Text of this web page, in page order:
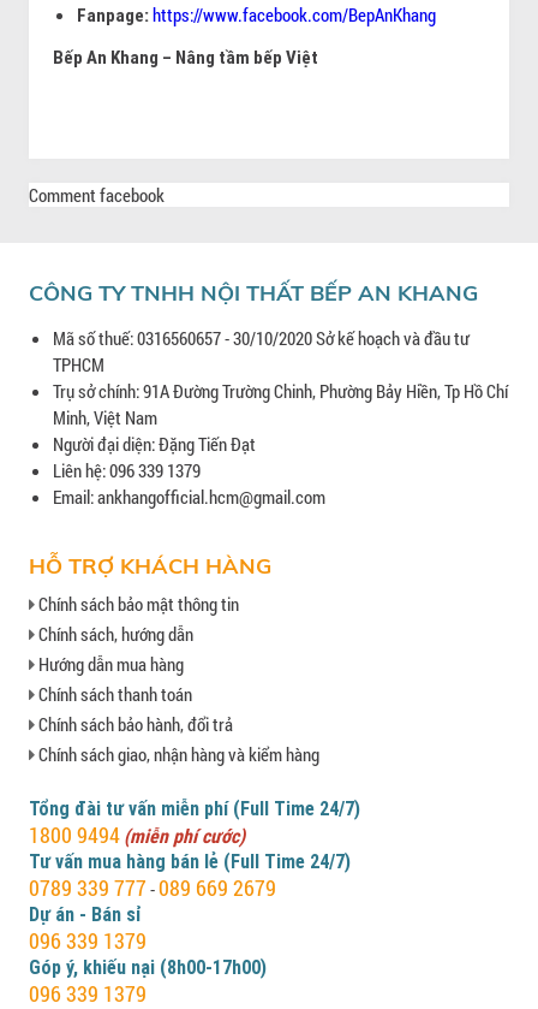
Fanpage:https://www.facebook.com/BepAnKhang
Bếp An Khang – Nâng tầm bếp Việt
Comment facebook
CÔNG TY TNHH NỘI THẤT BẾP AN KHANG
Mã số thuế: 0316560657 - 30/10/2020 Sở kế hoạch và đầu tư
TPHCM
Trụ sở chính: 91A Đường Trường Chinh, Phường Bảy Hiền, Tp Hồ Chí
Minh, Việt Nam
Người đại diện: Đặng Tiến Đạt
Liên hệ: 096 339 1379
Email: ankhangofficial.hcm@gmail.com
HỖ TRỢ KHÁCH HÀNG
Chính sách bảo mật thông tin
Chính sách, hướng dẫn
Hướng dẫn mua hàng
Chính sách thanh toán
Chính sách bảo hành, đổi trả
Chính sách giao, nhận hàng và kiểm hàng
Tổng đài tư vấn miễn phí (Full Time 24/7)
1800 9494 (miễn phí cước)
Tư vấn mua hàng bán lẻ (Full Time 24/7)
0789 339 777 -089 669 2679
Dự án - Bán sỉ
096 339 1379
Góp ý, khiếu nại (8h00-17h00)
096 339 1379